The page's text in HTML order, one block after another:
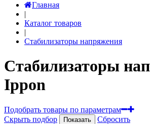
Главная
|
Каталог товаров
|
Стабилизаторы напряжения
Стабилизаторы
Ippon
Подобрать товары по параметрам
Скрыть подбор
Показать
Сбросить